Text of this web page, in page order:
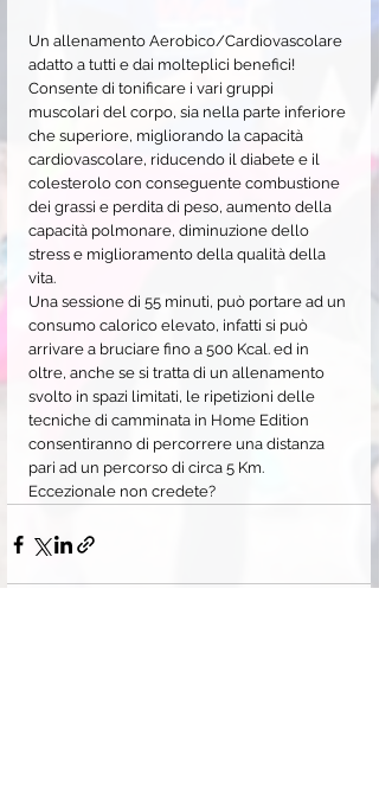
Un allenamento Aerobico/Cardiovascolare
adatto a tutti e dai molteplici benefici!
Consente di tonificare i vari gruppi
muscolari del corpo, sia nella parte inferiore
che superiore, migliorando la capacità
cardiovascolare, riducendo il diabete e il
colesterolo con conseguente combustione
dei grassi e perdita di peso, aumento della
capacità polmonare, diminuzione dello
stress e miglioramento della qualità della
vita.
Una sessione di 55 minuti, può portare ad un
consumo calorico elevato, infatti si può
arrivare a bruciare fino a 500 Kcal. ed in
oltre, anche se si tratta di un allenamento
svolto in spazi limitati, le ripetizioni delle
tecniche di camminata in Home Edition
consentiranno di percorrere una distanza
pari ad un percorso di circa 5 Km.
Eccezionale non credete?